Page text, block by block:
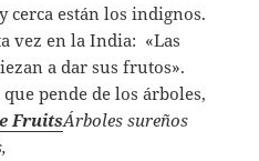
cerca están los indignos.
vez en la India: «Las
a dar sus frutos».
pende de los árboles,
FruitsÁrboles sureños